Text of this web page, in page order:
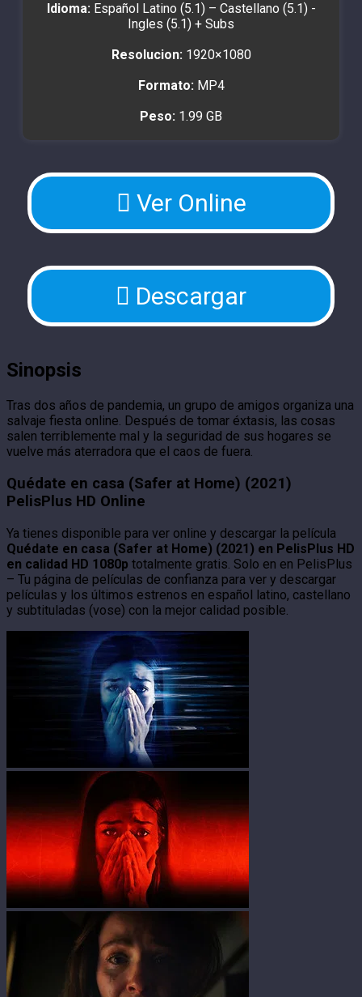
Idioma: Español Latino (5.1) – Castellano (5.1) -
Ingles (5.1) + Subs
Resolucion: 1920×1080
Formato: MP4
Peso: 1.99 GB
Ver Online
Descargar
Sinopsis
Tras dos años de pandemia, un grupo de amigos organiza una
salvaje fiesta online. Después de tomar éxtasis, las cosas
salen terriblemente mal y la seguridad de sus hogares se
vuelve más aterradora que el caos de fuera.
Quédate en casa (Safer at Home) (2021)
PelisPlus HD Online
Ya tienes disponible para ver online y descargar la película
Quédate en casa (Safer at Home) (2021) en PelisPlus HD
en calidad HD 1080p totalmente gratis. Solo en en PelisPlus
– Tu página de películas de confianza para ver y descargar
películas y los últimos estrenos en español latino, castellano
y subtituladas (vose) con la mejor calidad posible.